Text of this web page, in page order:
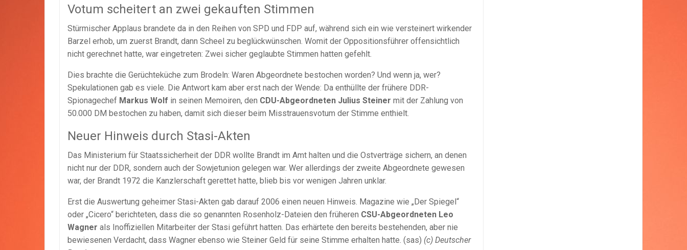
Votum scheitert an zwei gekauften Stimmen
Stürmischer Applaus brandete da in den Reihen von SPD und FDP auf, während sich ein wie versteinert wirkender
Barzel erhob, um zuerst Brandt, dann Scheel zu beglückwünschen. Womit der Oppositionsführer offensichtlich
nicht gerechnet hatte, war eingetreten: Zwei sicher geglaubte Stimmen hatten gefehlt.
Dies brachte die Gerüchteküche zum Brodeln: Waren Abgeordnete bestochen worden? Und wenn ja, wer?
Spekulationen gab es viele. Die Antwort kam aber erst nach der Wende: Da enthüllte der frühere DDR-
Spionagechef Markus Wolf in seinen Memoiren, den CDU-Abgeordneten Julius Steiner mit der Zahlung von
50.000 DM bestochen zu haben, damit sich dieser beim Misstrauensvotum der Stimme enthielt.
Neuer Hinweis durch Stasi-Akten
Das Ministerium für Staatssicherheit der DDR wollte Brandt im Amt halten und die Ostverträge sichern, an denen
nicht nur der DDR, sondern auch der Sowjetunion gelegen war. Wer allerdings der zweite Abgeordnete gewesen
war, der Brandt 1972 die Kanzlerschaft gerettet hatte, blieb bis vor wenigen Jahren unklar.
Erst die Auswertung geheimer Stasi-Akten gab darauf 2006 einen neuen Hinweis. Magazine wie „Der Spiegel“
oder „Cicero“ berichteten, dass die so genannten Rosenholz-Dateien den früheren CSU-Abgeordneten Leo
Wagner als Inoffiziellen Mitarbeiter der Stasi geführt hatten. Das erhärtete den bereits bestehenden, aber nie
bewiesenen Verdacht, dass Wagner ebenso wie Steiner Geld für seine Stimme erhalten hatte. (sas) (c) Deutscher